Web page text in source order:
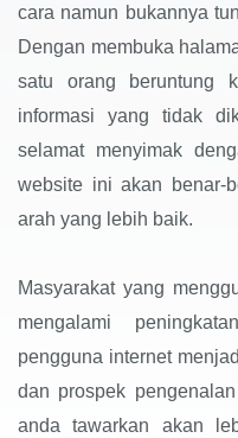
cara namun bukannya
Dengan membuka
satu orang beruntung
informasi yang tidak
selamat menyimak
website ini akan benar-
arah yang lebih baik.
Masyarakat yang
mengalami
pengguna internet
dan prospek
anda tawarkan akan